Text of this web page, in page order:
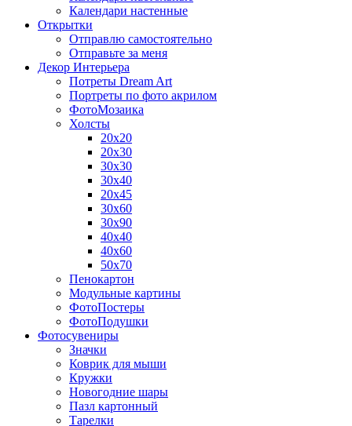
Календари настенные
Открытки
Отправлю самостоятельно
Отправьте за меня
Декор Интерьера
Потреты Dream Art
Портреты по фото акрилом
ФотоМозаика
Холсты
20х20
20х30
30х30
30х40
20х45
30х60
30х90
40х40
40х60
50х70
Пенокартон
Модульные картины
ФотоПостеры
ФотоПодушки
Фотоcувениры
Значки
Коврик для мыши
Кружки
Новогодние шары
Пазл картонный
Тарелки